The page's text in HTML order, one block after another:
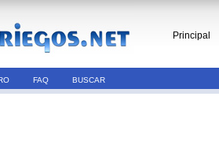
Principal
FAQ BUSCAR